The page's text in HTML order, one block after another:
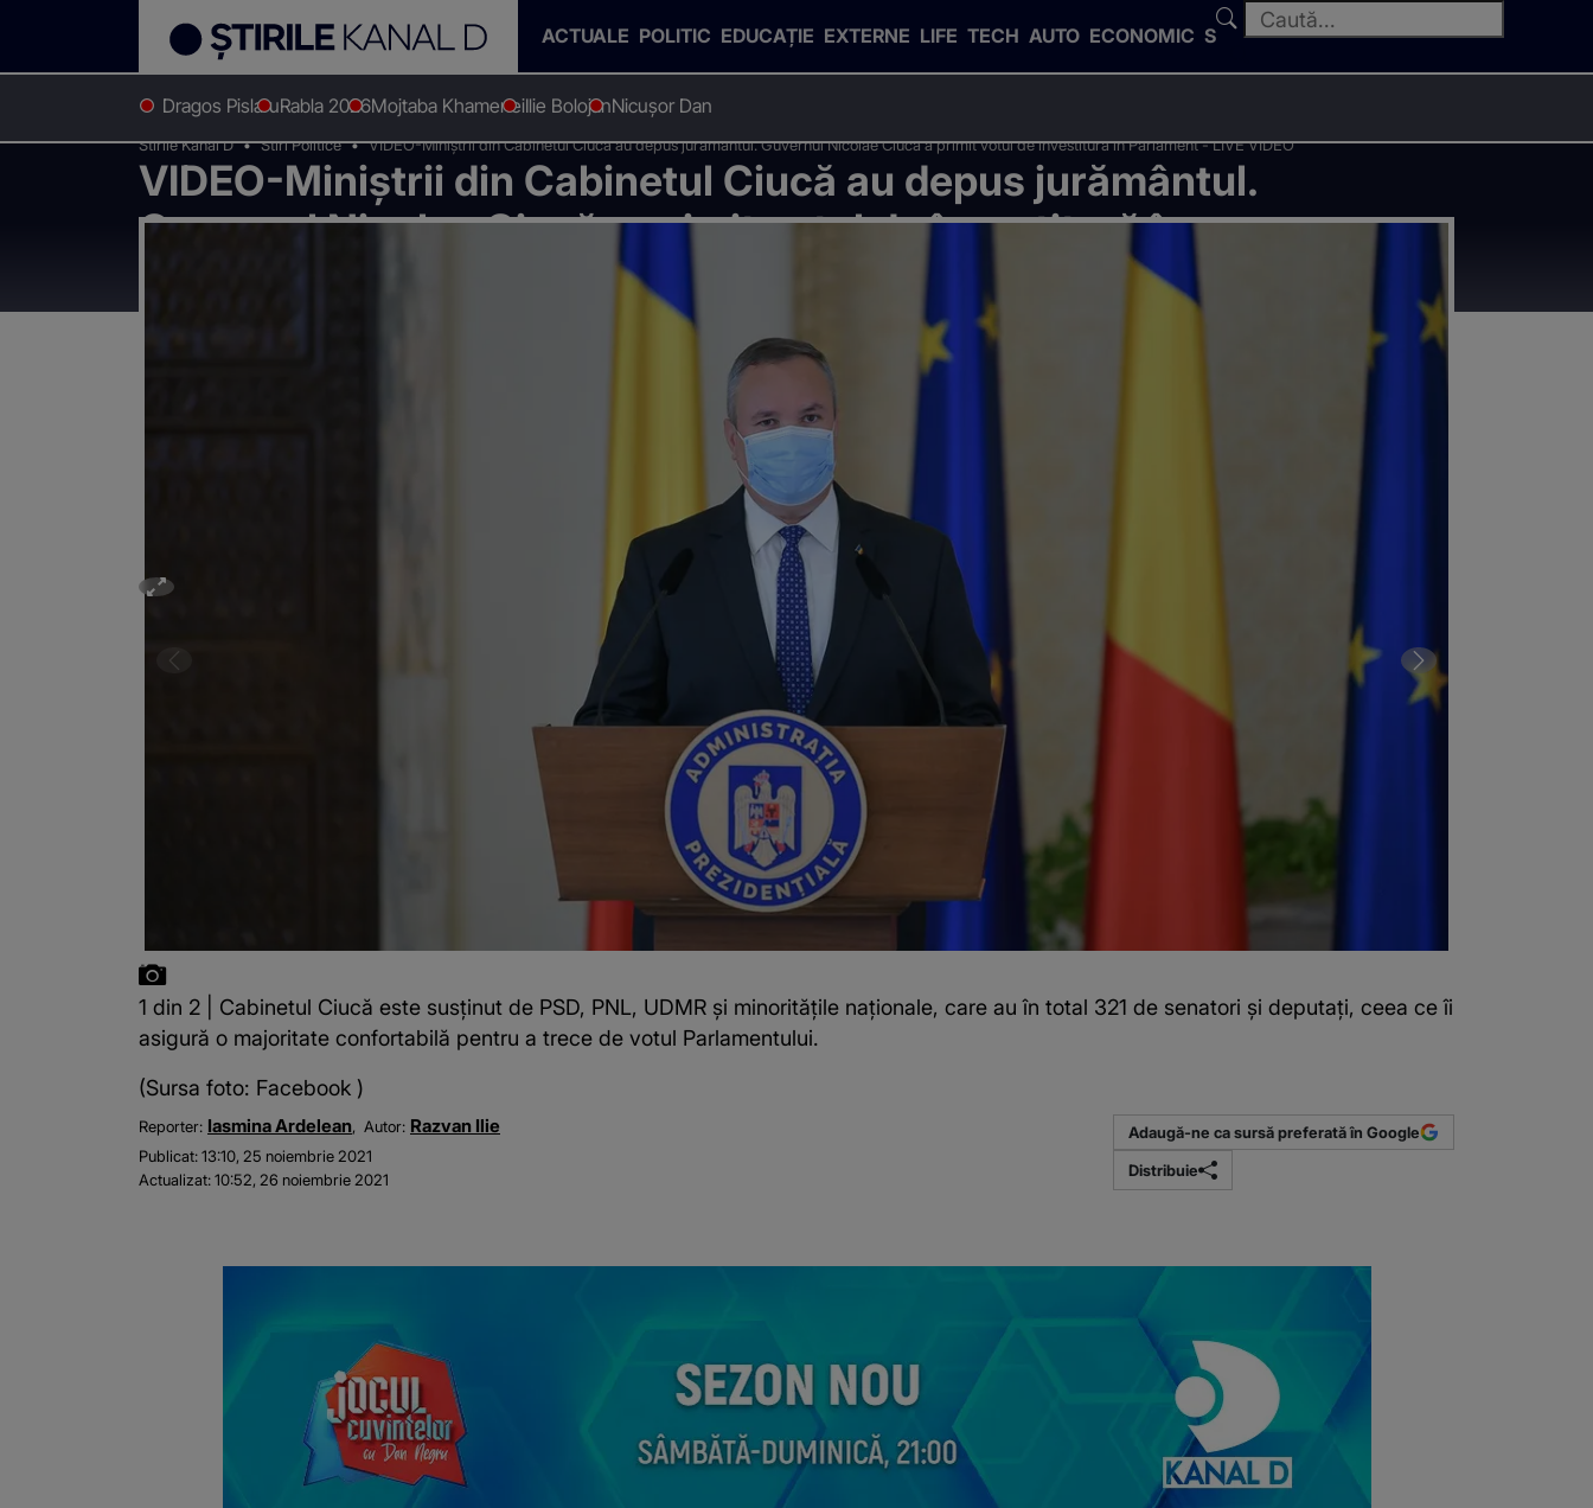
ACTUALE POLITIC EDUCAȚIE EXTERNE LIFE TECH AUTO ECONOMIC SPORT
Dragos PislaruRabla 2026Mojtaba KhameneiIlie BolojanNicușor Dan
Stirile Kanal D Stiri Politice VIDEO-Miniștrii din Cabinetul Ciucă au depus jurământul. Guvernul Nicolae Ciucă a primit votul de învestitură în Parlament - LIVE VIDEO
VIDEO-Miniștrii din Cabinetul Ciucă au depus jurământul.
Guvernul Nicolae Ciucă a primit votul de învestitură în
1 din 2 | Cabinetul Ciucă este susţinut de PSD, PNL, UDMR şi minorităţile naţionale, care au în total 321 de senatori şi deputaţi, ceea ce îi
asigură o majoritate confortabilă pentru a trece de votul Parlamentului.
(Sursa foto: Facebook )
Reporter: Iasmina Ardelean Autor: Razvan Ilie
Publicat:13:10, 25 noiembrie 2021
Actualizat:10:52, 26 noiembrie 2021
Adaugă-ne ca sursă preferată în Google
Distribuie